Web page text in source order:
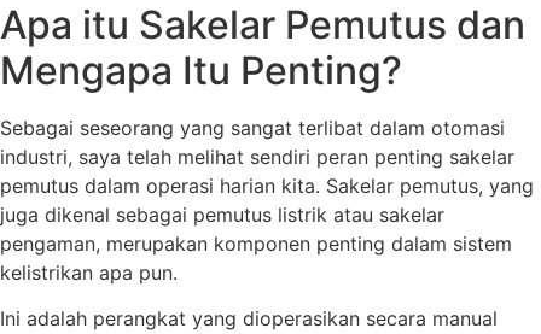
Apa itu Sakelar Pemutus dan
Mengapa Itu Penting?
Sebagai seseorang yang sangat terlibat dalam otomasi
industri, saya telah melihat sendiri peran penting sakelar
pemutus dalam operasi harian kita. Sakelar pemutus, yang
juga dikenal sebagai pemutus listrik atau sakelar
pengaman, merupakan komponen penting dalam sistem
kelistrikan apa pun.
Ini adalah perangkat yang dioperasikan secara manual